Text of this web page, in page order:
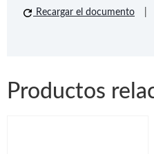
Recargar el documento
Productos